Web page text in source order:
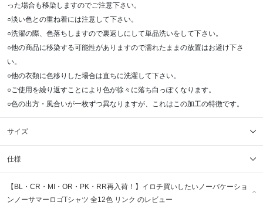
った場合も移染しますのでご注意下さい。
○淡い色との重ね着には注意して下さい。
○洗濯の際、色落ちしますので裏返しにして単品洗いをして下さい。
○他の商品に移染する可能性がありますので濡れたままの放置はお避け下さ
い。
○他の衣類に色移りした場合は直ちに洗濯して下さい。
○ご使用を繰り返すことにより色が徐々に落ち白っぽくなります。
○色の出方・風合いが一枚ずつ異なりますが、これはこの加工の特徴です。
サイズ
仕様
【BL・CR・MI・OR・PK・RR再入荷！】イロチ買いしたいノーバケーショ
ンノーサマーロゴTシャツ 全12色 リンク のレビュー